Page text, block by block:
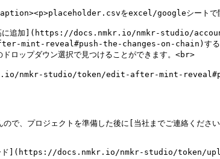
をexcel/googleシート
ト残高に追加](https://docs.nmkr.io/nmkr-studio/
reveal#push-the-changes-on-chain)すること
ダウン選択で見つけることができます。<br>
nmkr-studio/token/edit-after-mint-
んので、プロジェクトを準備した後に[当社までご連絡
プロード](https://docs.nmkr.io/nmkr-studio/token/